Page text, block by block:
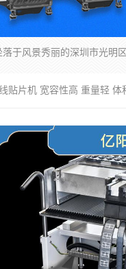
贴片机 宽容性高 重量轻 体